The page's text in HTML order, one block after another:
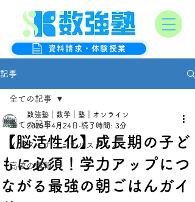
数強塾
オンライン数学克服塾
資料請求・体験授業
記事
全ての記事
インターナショナルスクール
高校の情報
全ての記事
【脳活性化】成長期の子ど
もに必須！学力アップにつ
ながる最強の朝ごはんガイ
数強塾｜数学｜塾｜オンライン
2025年4月24日 読了時間: 3分